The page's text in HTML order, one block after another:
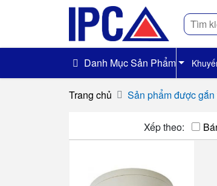
Tìm
kiếm
Danh Mục Sản Phẩm
Trang chủ Sản phẩm được
Xếp theo: